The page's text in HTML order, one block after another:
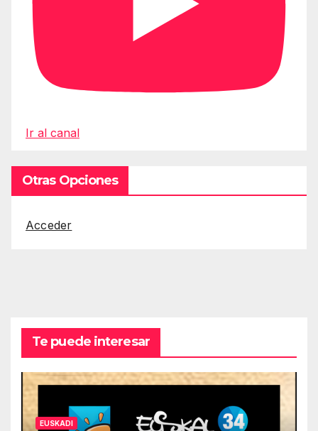
Ir al canal
Otras Opciones
Acceder
Te puede interesar
EUSKADI